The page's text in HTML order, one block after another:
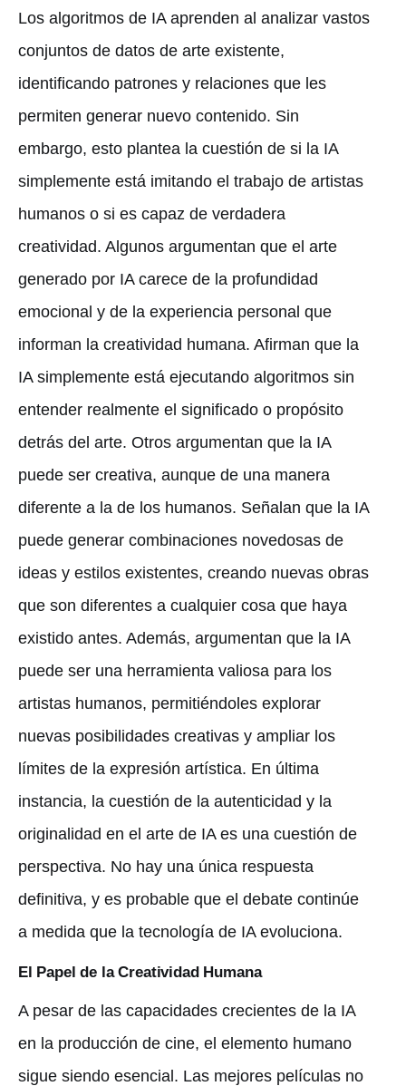
Los algoritmos de IA aprenden al analizar vastos
conjuntos de datos de arte existente,
identificando patrones y relaciones que les
permiten generar nuevo contenido. Sin
embargo, esto plantea la cuestión de si la IA
simplemente está imitando el trabajo de artistas
humanos o si es capaz de verdadera
creatividad. Algunos argumentan que el arte
generado por IA carece de la profundidad
emocional y de la experiencia personal que
informan la creatividad humana. Afirman que la
IA simplemente está ejecutando algoritmos sin
entender realmente el significado o propósito
detrás del arte. Otros argumentan que la IA
puede ser creativa, aunque de una manera
diferente a la de los humanos. Señalan que la IA
puede generar combinaciones novedosas de
ideas y estilos existentes, creando nuevas obras
que son diferentes a cualquier cosa que haya
existido antes. Además, argumentan que la IA
puede ser una herramienta valiosa para los
artistas humanos, permitiéndoles explorar
nuevas posibilidades creativas y ampliar los
límites de la expresión artística. En última
instancia, la cuestión de la autenticidad y la
originalidad en el arte de IA es una cuestión de
perspectiva. No hay una única respuesta
definitiva, y es probable que el debate continúe
a medida que la tecnología de IA evoluciona.
El Papel de la Creatividad Humana
A pesar de las capacidades crecientes de la IA
en la producción de cine, el elemento humano
sigue siendo esencial. Las mejores películas no